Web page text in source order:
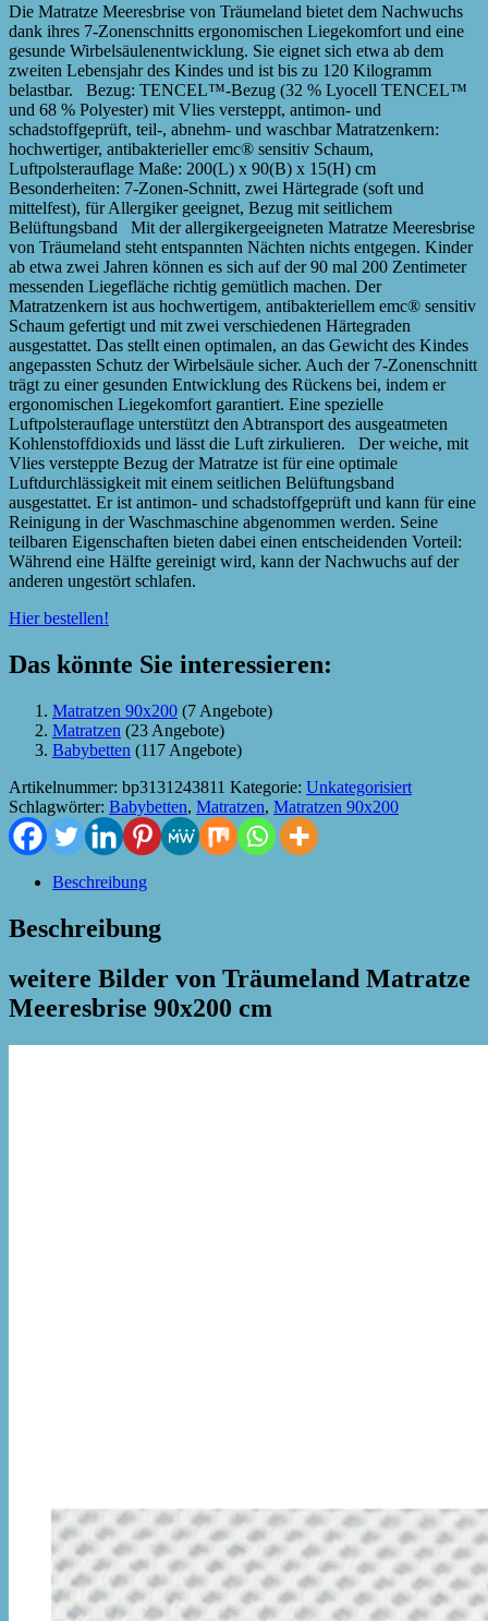
Die Matratze Meeresbrise von Träumeland bietet dem Nachwuchs
dank ihres 7-Zonenschnitts ergonomischen Liegekomfort und eine
gesunde Wirbelsäulenentwicklung. Sie eignet sich etwa ab dem
zweiten Lebensjahr des Kindes und ist bis zu 120 Kilogramm
belastbar. Bezug: TENCEL™-Bezug (32 % Lyocell TENCEL™
und 68 % Polyester) mit Vlies versteppt, antimon- und
schadstoffgeprüft, teil-, abnehm- und waschbar Matratzenkern:
hochwertiger, antibakterieller emc® sensitiv Schaum,
Luftpolsterauflage Maße: 200(L) x 90(B) x 15(H) cm
Besonderheiten: 7-Zonen-Schnitt, zwei Härtegrade (soft und
mittelfest), für Allergiker geeignet, Bezug mit seitlichem
Belüftungsband Mit der allergikergeeigneten Matratze Meeresbrise
von Träumeland steht entspannten Nächten nichts entgegen. Kinder
ab etwa zwei Jahren können es sich auf der 90 mal 200 Zentimeter
messenden Liegefläche richtig gemütlich machen. Der
Matratzenkern ist aus hochwertigem, antibakteriellem emc® sensitiv
Schaum gefertigt und mit zwei verschiedenen Härtegraden
ausgestattet. Das stellt einen optimalen, an das Gewicht des Kindes
angepassten Schutz der Wirbelsäule sicher. Auch der 7-Zonenschnitt
trägt zu einer gesunden Entwicklung des Rückens bei, indem er
ergonomischen Liegekomfort garantiert. Eine spezielle
Luftpolsterauflage unterstützt den Abtransport des ausgeatmeten
Kohlenstoffdioxids und lässt die Luft zirkulieren. Der weiche, mit
Vlies versteppte Bezug der Matratze ist für eine optimale
Luftdurchlässigkeit mit einem seitlichen Belüftungsband
ausgestattet. Er ist antimon- und schadstoffgeprüft und kann für eine
Reinigung in der Waschmaschine abgenommen werden. Seine
teilbaren Eigenschaften bieten dabei einen entscheidenden Vorteil:
Während eine Hälfte gereinigt wird, kann der Nachwuchs auf der
anderen ungestört schlafen.
Hier bestellen!
Das könnte Sie interessieren:
Matratzen 90x200 (7 Angebote)
Matratzen (23 Angebote)
Babybetten (117 Angebote)
Artikelnummer: bp3131243811 Kategorie: Unkategorisiert
Schlagwörter: Babybetten, Matratzen, Matratzen 90x200
Beschreibung
Beschreibung
weitere Bilder von Träumeland Matratze
Meeresbrise 90x200 cm